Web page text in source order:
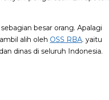
besar orang. Apalagi
alih oleh OSS RBA. yaitu
dinas di seluruh Indonesia.